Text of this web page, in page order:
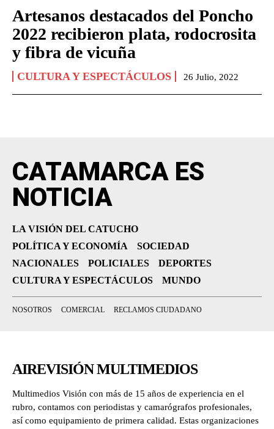
Artesanos destacados del Poncho
2022 recibieron plata, rodocrosita
y fibra de vicuña
CULTURA Y ESPECTÁCULOS 26 Julio, 2022
CATAMARCA ES
NOTICIA
LA VISIÓN DEL CATUCHO
POLÍTICA Y ECONOMÍA
SOCIEDAD
NACIONALES
POLICIALES
DEPORTES
CULTURA Y ESPECTÁCULOS
MUNDO
NOSOTROS COMERCIAL RECLAMOS CIUDADANO
AIREVISIÓN MULTIMEDIOS
Multimedios Visión con más de 15 años de experiencia en el
rubro, contamos con periodistas y camarógrafos profesionales,
así como equipamiento de primera calidad. Estas organizaciones